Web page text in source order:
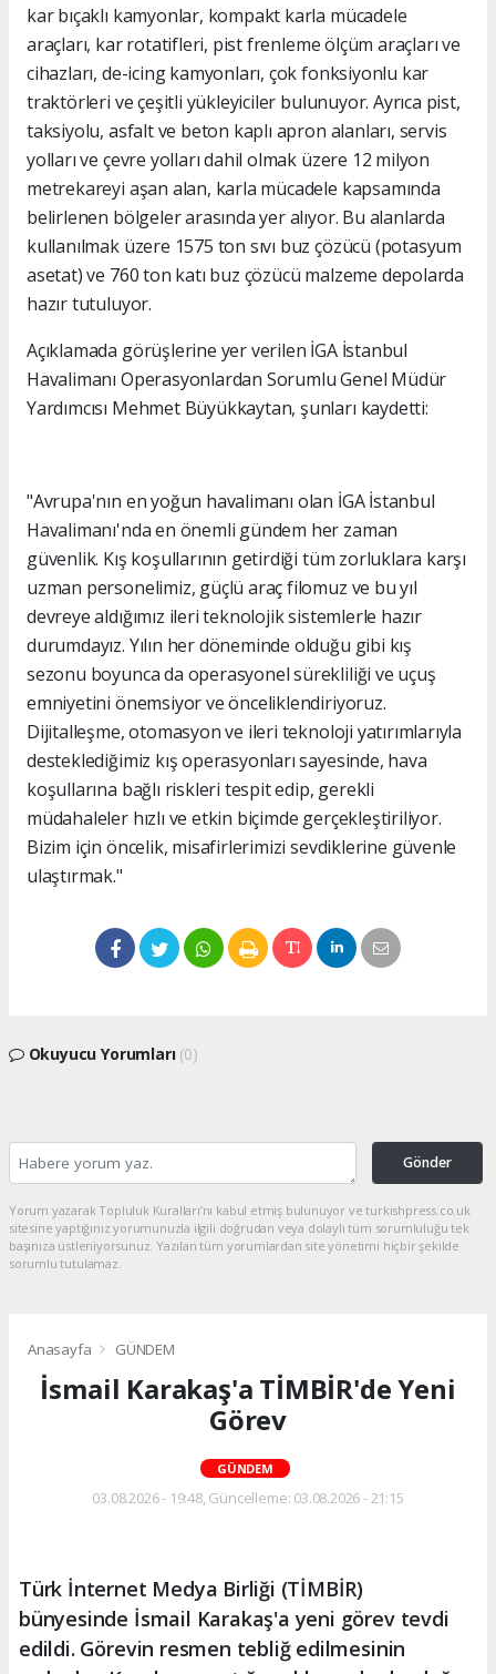
kar bıçaklı kamyonlar, kompakt karla mücadele
araçları, kar rotatifleri, pist frenleme ölçüm araçları ve
cihazları, de-icing kamyonları, çok fonksiyonlu kar
traktörleri ve çeşitli yükleyiciler bulunuyor. Ayrıca pist,
taksiyolu, asfalt ve beton kaplı apron alanları, servis
yolları ve çevre yolları dahil olmak üzere 12 milyon
metrekareyi aşan alan, karla mücadele kapsamında
belirlenen bölgeler arasında yer alıyor. Bu alanlarda
kullanılmak üzere 1575 ton sıvı buz çözücü (potasyum
asetat) ve 760 ton katı buz çözücü malzeme depolarda
hazır tutuluyor.
Açıklamada görüşlerine yer verilen İGA İstanbul
Havalimanı Operasyonlardan Sorumlu Genel Müdür
Yardımcısı Mehmet Büyükkaytan, şunları kaydetti:
"Avrupa'nın en yoğun havalimanı olan İGA İstanbul
Havalimanı'nda en önemli gündem her zaman
güvenlik. Kış koşullarının getirdiği tüm zorluklara karşı
uzman personelimiz, güçlü araç filomuz ve bu yıl
devreye aldığımız ileri teknolojik sistemlerle hazır
durumdayız. Yılın her döneminde olduğu gibi kış
sezonu boyunca da operasyonel sürekliliği ve uçuş
emniyetini önemsiyor ve önceliklendiriyoruz.
Dijitalleşme, otomasyon ve ileri teknoloji yatırımlarıyla
desteklediğimiz kış operasyonları sayesinde, hava
koşullarına bağlı riskleri tespit edip, gerekli
müdahaleler hızlı ve etkin biçimde gerçekleştiriliyor.
Bizim için öncelik, misafirlerimizi sevdiklerine güvenle
ulaştırmak."
Okuyucu Yorumları (0)
Gönder
Yorum yazarak Topluluk Kuralları’nı kabul etmiş bulunuyor ve turkishpress.co.uk
sitesine yaptığınız yorumunuzla ilgili doğrudan veya dolaylı tüm sorumluluğu tek
başınıza üstleniyorsunuz. Yazılan tüm yorumlardan site yönetimi hiçbir şekilde
sorumlu tutulamaz.
Anasayfa GÜNDEM
İsmail Karakaş'a TİMBİR'de Yeni
Görev
GÜNDEM
03.08.2026 - 19:48, Güncelleme: 03.08.2026 - 21:15
Türk İnternet Medya Birliği (TİMBİR)
bünyesinde İsmail Karakaş'a yeni görev tevdi
edildi. Görevin resmen tebliğ edilmesinin